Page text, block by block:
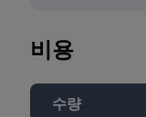
비용
수량